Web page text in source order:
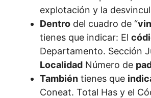
explotación y la
Dentro del cuadro de “
tienes que indicar: El
Departamento. Sección
Localidad Número de
También tienes que
Coneat. Total Has y el